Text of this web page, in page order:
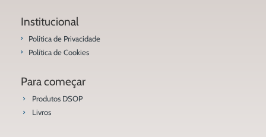
Institucional
Política de Privacidade
Política de Cookies
Para começar
Produtos DSOP
Livros